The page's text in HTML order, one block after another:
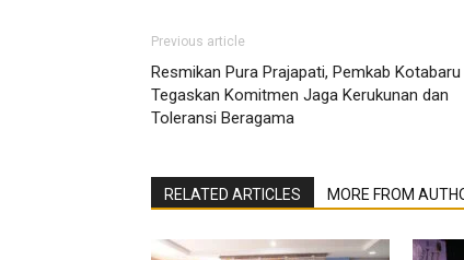
Previous article
Resmikan Pura Prajapati, Pemkab Kotabaru
Tegaskan Komitmen Jaga Kerukunan dan
Toleransi Beragama
RELATED ARTICLES MORE FROM